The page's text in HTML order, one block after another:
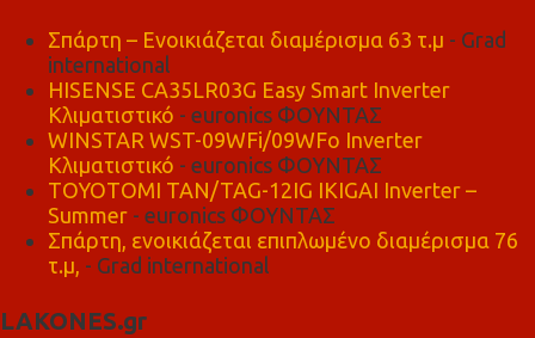
Σπάρτη – Ενοικιάζεται διαμέρισμα 63 τ.μ - Grad
international
HISENSE CA35LR03G Easy Smart Inverter
Κλιματιστικό - euronics ΦΟΥΝΤΑΣ
WINSTAR WST-09WFi/09WFo Inverter
Κλιματιστικό - euronics ΦΟΥΝΤΑΣ
TOYOTOMI TAN/TAG-12IG IKIGAI Inverter –
Summer - euronics ΦΟΥΝΤΑΣ
Σπάρτη, ενοικιάζεται επιπλωμένο διαμέρισμα 76
τ.μ, - Grad international
LAKONES.gr